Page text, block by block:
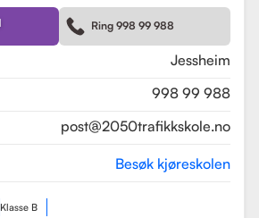
undervisningsmetoder og et
engasjert team, har 2050
Trafikkskole som mål å hjelpe elever
med å bli trygge og kompetente
Ring 998 99 988
Jessheim
998 99 988
post@2050trafikkskole.no
Besøk kjøreskolen
Klasse B